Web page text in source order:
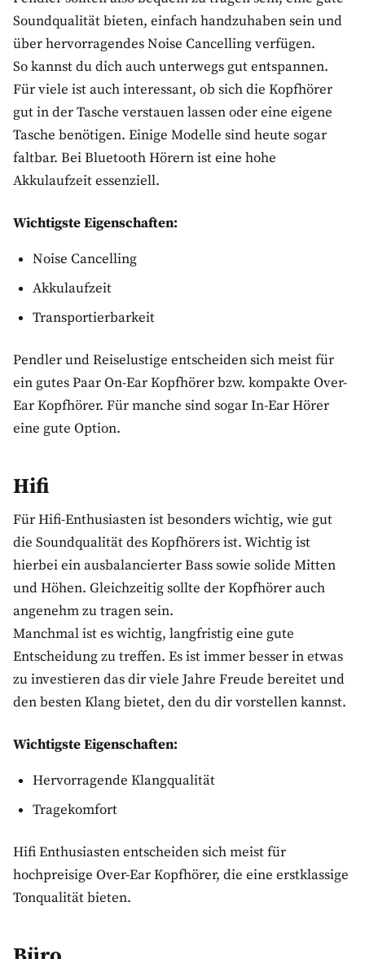
Soundqualität bieten, einfach handzuhaben sein und
über hervorragendes Noise Cancelling verfügen.
So kannst du dich auch unterwegs gut entspannen.
Für viele ist auch interessant, ob sich die Kopfhörer
gut in der Tasche verstauen lassen oder eine eigene
Tasche benötigen. Einige Modelle sind heute sogar
faltbar. Bei Bluetooth Hörern ist eine hohe
Akkulaufzeit essenziell.
Wichtigste Eigenschaften:
Noise Cancelling
Akkulaufzeit
Transportierbarkeit
Pendler und Reiselustige entscheiden sich meist für
ein gutes Paar On-Ear Kopfhörer bzw. kompakte Over-
Ear Kopfhörer. Für manche sind sogar In-Ear Hörer
eine gute Option.
Hifi
Für Hifi-Enthusiasten ist besonders wichtig, wie gut
die Soundqualität des Kopfhörers ist. Wichtig ist
hierbei ein ausbalancierter Bass sowie solide Mitten
und Höhen. Gleichzeitig sollte der Kopfhörer auch
angenehm zu tragen sein.
Manchmal ist es wichtig, langfristig eine gute
Entscheidung zu treffen. Es ist immer besser in etwas
zu investieren das dir viele Jahre Freude bereitet und
den besten Klang bietet, den du dir vorstellen kannst.
Wichtigste Eigenschaften:
Hervorragende Klangqualität
Tragekomfort
Hifi Enthusiasten entscheiden sich meist für
hochpreisige Over-Ear Kopfhörer, die eine erstklassige
Tonqualität bieten.